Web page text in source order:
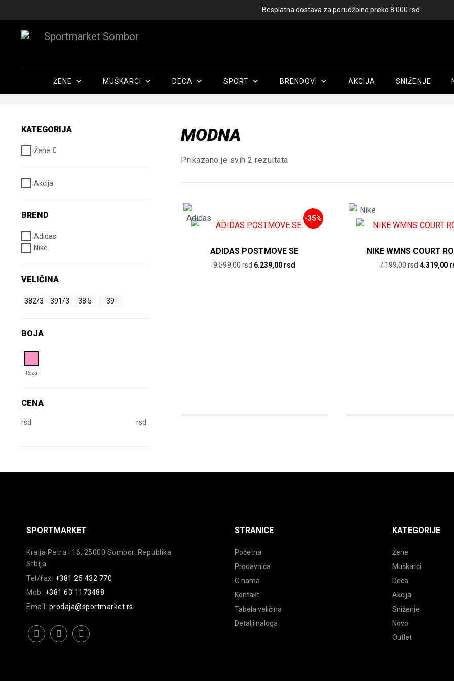
ŽENE MUŠKARCI DECA SPORT BRENDOVI AKCIJA SNIŽENJE
Početna / Obuća / Modna
KATEGORIJA
Žene
Akcija
BREND
Adidas
Nike
VELIČINA
382/3 391/3 38.5 39
BOJA
Roza
CENA
rsd rsd
MODNA
Prikazano je svih 2 rezultataSortirano
nižoj-35%
ADIDAS POSTMOVE SE
9.599,00rsd Originalna
6.239,00 rsd
NIKE WMNS COURT
7.199,00rsd Originalna
4.319,00
SPORTMARKET
Kralja Petra I 16, 25000 Sombor, Republika
Srbija
Tel/fax: +381 25 432 770
Mob: +381 63 1173488
Email: prodaja@sportmarket.rs
STRANICE
Početna
Prodavnica
O nama
Kontakt
Tabela veličina
Detalji naloga
KATEGORIJE
Žene
Muškarci
Deca
Akcija
Sniženje
Novo
Outlet
Besplatna dostava za porudžbine preko 8.000 rsd